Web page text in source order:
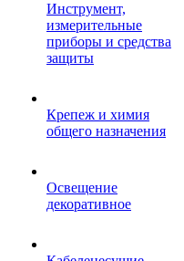
Инструмент,
измерительные
приборы и средства
защиты
Крепеж и химия
общего назначения
Освещение
декоративное